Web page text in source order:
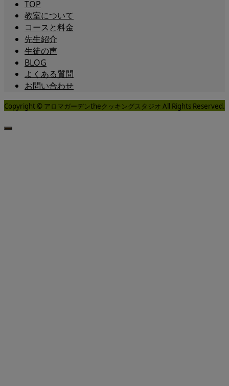
TOP
教室について
コースと料金
先生紹介
生徒の声
BLOG
よくある質問
お問い合わせ
Copyright © アロマガーデンtheクッキングスタジオ All Rights Reserved.